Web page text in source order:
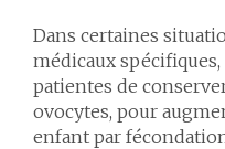
Dans certaines
médicaux
patientes de
ovocytes, pour
enfant par